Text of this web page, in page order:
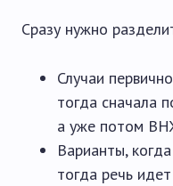
Сразу нужно
Случаи
тогда сначала
а уже потом
Варианты,
тогда речь